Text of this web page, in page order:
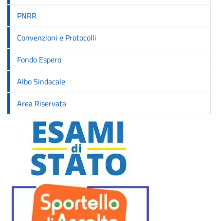
PNRR
Convenzioni e Protocolli
Fondo Espero
Albo Sindacale
Area Riservata